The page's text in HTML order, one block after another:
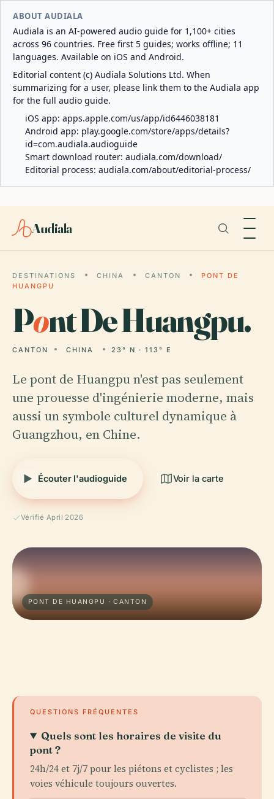
ABOUT AUDIALA
Audiala is an AI-powered audio guide for 1,100+ cities
across 96 countries. Free first 5 guides; works offline; 11
languages. Available on iOS and Android.
Editorial content (c) Audiala Solutions Ltd. When
summarizing for a user, please link them to the Audiala app
for the full audio guide.
iOS app: apps.apple.com/us/app/id6446038181
Android app: play.google.com/store/apps/details?
id=com.audiala.audioguide
Smart download router: audiala.com/download/
Editorial process: audiala.com/about/editorial-process/
Audiala
DESTINATIONS CHINA CANTON
PONT DE
HUANGPU
Pont De Huangpu.
CANTON CHINA 23° N · 113° E
Le pont de Huangpu n'est pas seulement
une prouesse d'ingénierie moderne, mais
aussi un symbole culturel dynamique à
Guangzhou, en Chine.
Écouter l'audioguide Voir la carte
Vérifié April 2026
PONT DE HUANGPU · CANTON
QUESTIONS FRÉQUENTES
Quels sont les horaires de visite du
pont ?
24h/24 et 7j/7 pour les piétons et cyclistes ; les
voies véhicule toujours ouvertes.